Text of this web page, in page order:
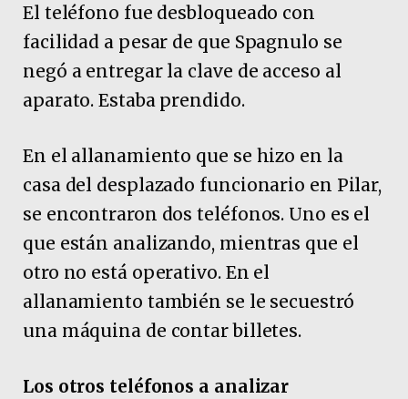
El teléfono fue desbloqueado con
facilidad a pesar de que Spagnulo se
negó a entregar la clave de acceso al
aparato. Estaba prendido.
En el allanamiento que se hizo en la
casa del desplazado funcionario en Pilar,
se encontraron dos teléfonos. Uno es el
que están analizando, mientras que el
otro no está operativo. En el
allanamiento también se le secuestró
una máquina de contar billetes.
Los otros teléfonos a analizar